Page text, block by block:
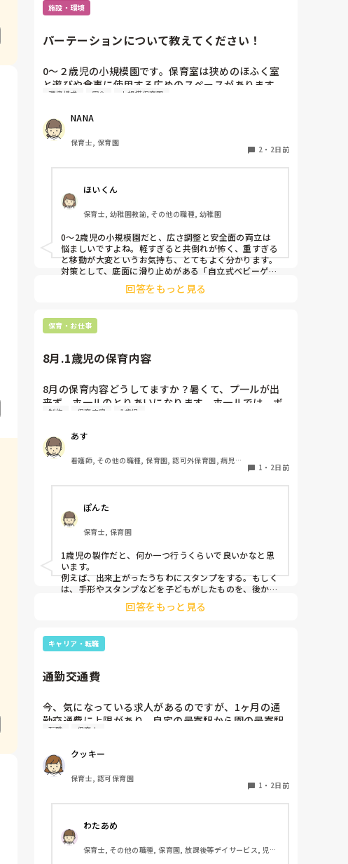
施設・環境
パーテーションについて教えてください！
0〜２歳児の小規模園です。保育室は狭めのほふく室
と遊びや食事に使用する広めのスペースがあります。
広すぎると走り回ったりして落ち着かないので、活動
テーションがウレタンのような素材で軽いので、ちょ
っと体が当たると倒れたり、つかまり立ちが不安定な
子にとっては共倒れになったりで危険です。かと言っ
て固定してしまうと活動によって柔軟に移動すること
しっかりした重いものを置いていましたが、移動が大
変で使い勝手が悪く、子どもがぶつかって倒れた時に
怖い思いをしました。
皆さんの園ではどんなもので工夫されていますか？
環境構成 安全 小規模保育園
NANA
保育士, 保育園
2 ・ 2日前
ほいくん
保育士, 幼稚園教諭, その他の職種, 幼稚園
0〜2歳児の小規模園だと、広さ調整と安全面の両立は
悩ましいですよね。軽すぎると共倒れが怖く、重すぎる
と移動が大変というお気持ち、とてもよく分かります。
対策として、底面に滑り止めがある「自立式ベビーゲー
ト」なら、つかまり立ちでも倒れにくく移動も楽でおす
すめです。また、ストッパー付きキャスターをつけたロ
です。
今のウレタン製を活かすなら、壁や固定家具で挟む配置
回答をもっと見る
保育・お仕事
8月.1歳児の保育内容
8月の保育内容どうしてますか？暑くて、プ一ルが出
来ず、ホ一ルのとりあいになります。ホ一ルでは、ボ
一ルや平均台、風船で遊んでいます。製作で、うちわ
集中できません。1歳児クラスです、玩具で遊ばせな
がら、何人かずつよんで、やっています。何か、いい
アイデアや、工夫など、何でもいいので、教えて下さ
い。
制作 保育内容 1歳児
あす
看護師, その他の職種, 保育園, 認可外保育園, 病児保
1 ・ 2日前
ぽんた
保育士, 保育園
1歳児の製作だと、何か一つ行うくらいで良いかなと思
います。
例えば、出来上がったうちわにスタンプをする。もしく
は、手形やスタンプなどを子どもがしたものを、後から
うちわの形に切る。1歳児なんて集中できないです。興
味を持って来てくれただけで十分です。
お部屋では、ビニールシートを敷いて、片栗粉粘土、寒
天や春雨遊び、氷遊び、など間食遊びをたくさん行って
ホールに行っているクラスにお邪魔するのも良いかなと
す！
回答をもっと見る
キャリア・転職
通勤交通費
今、気になっている求人があるのですが、1ヶ月の通
勤交通費に上限があり、自宅の最寄駅から園の最寄駅
までの通勤定期代が5,000円ほどオーバーします
私としてはなかなか大きい金額なので、この時点で応
募を迷っているのですが、皆さんならどうしますか？
転職 保育士
クッキー
保育士, 認可保育園
1 ・ 2日前
わたあめ
保育士, その他の職種, 保育園, 放課後等デイサービス, 児童